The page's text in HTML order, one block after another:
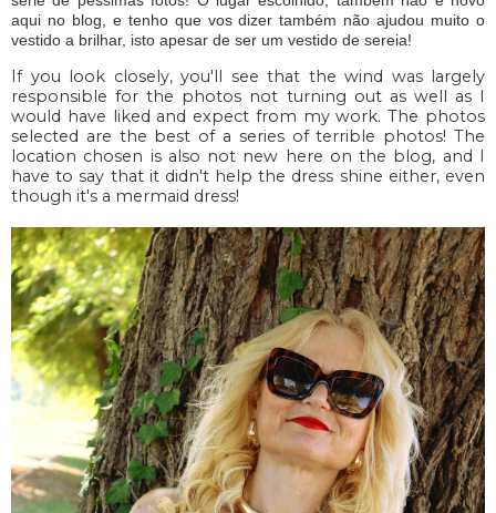
aqui no blog, e tenho que vos dizer também não ajudou muito o
vestido a brilhar, isto apesar de ser um vestido de sereia!
If you look closely, you'll see that the wind was largely
responsible for the photos not turning out as well as I
would have liked and expect from my work. The photos
selected are the best of a series of terrible photos! The
location chosen is also not new here on the blog, and I
have to say that it didn't help the dress shine either, even
though it's a mermaid dress!